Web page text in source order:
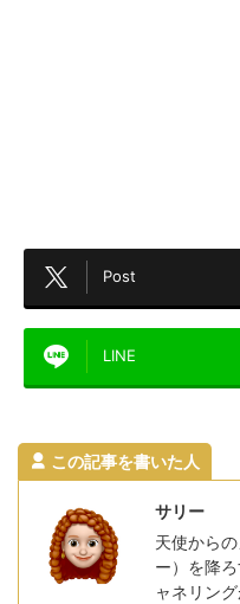
Post
LINE
この記事を書いた人
サリー
天使から
ー）を降
ャネリン